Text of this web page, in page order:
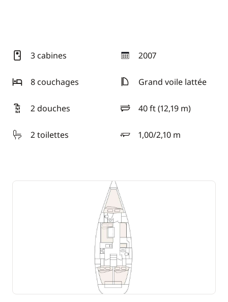
3 cabines 2007
année
8 couchages
Grand voile lattée
2 douches 40 ft (12,19 m)
longueur
2 toilettes
1,00/2,10 m
tirant d'eau